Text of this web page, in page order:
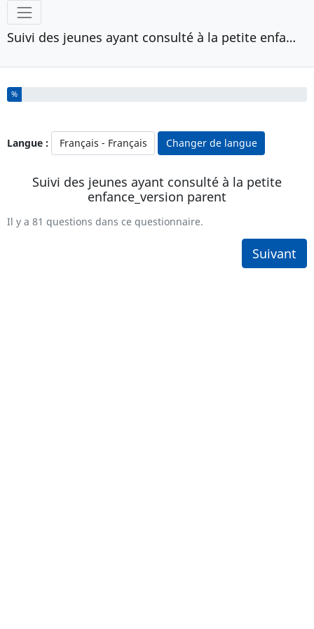
Outils
Suivi des jeunes ayant consulté à la petite enfance_version parent
Vous avez complété % de ce questionnaire.
%
Langue : Changer de langue
Suivi des jeunes ayant consulté à la petite
enfance_version parent
Il y a 81 questions dans ce questionnaire.
Suivant